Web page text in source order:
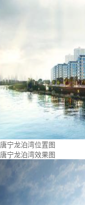
唐宁龙泊湾位置图
唐宁龙泊湾效果图